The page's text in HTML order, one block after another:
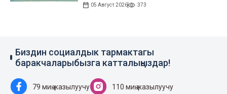
05 Август 2026 373
Биздин социалдык тармактагы
баракчаларыбызга катталыңыздар!
79 миң жазылуучу 110 миң жазылуучу